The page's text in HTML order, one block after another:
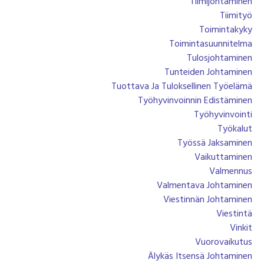
Tiimityö
Toimintakyky
Toimintasuunnitelma
Tulosjohtaminen
Tunteiden Johtaminen
Tuottava Ja Tuloksellinen Työelämä
Työhyvinvoinnin Edistäminen
Työhyvinvointi
Työkalut
Työssä Jaksaminen
Vaikuttaminen
Valmennus
Valmentava Johtaminen
Viestinnän Johtaminen
Viestintä
Vinkit
Vuorovaikutus
Älykäs Itsensä Johtaminen